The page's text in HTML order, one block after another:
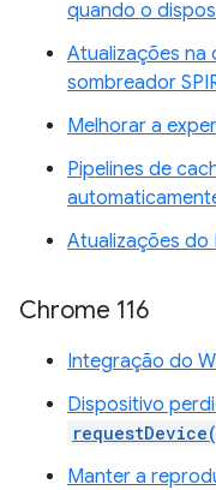
quando o
Atualizações na
sombreador
Melhorar a
Pipelines de
Atualizações do
Chrome 116
Integração do
Dispositivo
Manter a